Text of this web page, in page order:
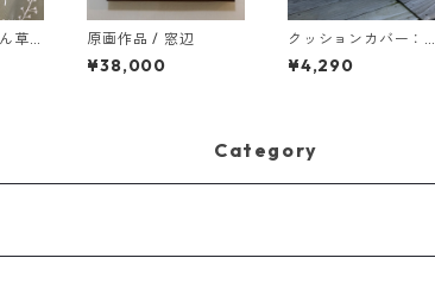
草
原画作品 / 窓辺
¥38,000
クッションカバー：月
夜のジャングル/チャ
コールグレー
¥4,290
Category